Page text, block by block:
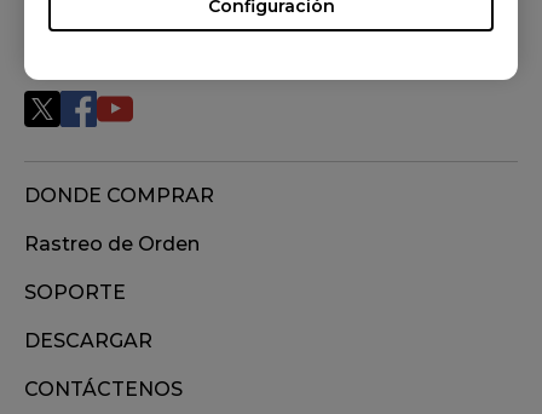
Configuración
Síguenos
DONDE COMPRAR
Rastreo de Orden
SOPORTE
DESCARGAR
CONTÁCTENOS